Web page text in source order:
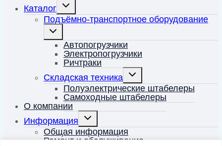
Каталог
Переключить
дочернее
меню
Подъёмно-транспортное оборудование
Переключить
дочернее
менюАвтопогрузчики
Электропогрузчики
Ричтраки
Складская техника
Переключить
дочернее
меню
Полуэлектрические штабелеры
Самоходные штабелеры
О компании
Информация
Переключить
дочернее
меню
Общая информация
Ремонт и обслуживание